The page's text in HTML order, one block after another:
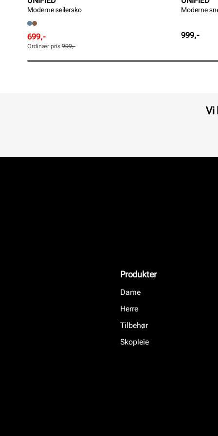
Moderne seilersko
Rabattert
pris
Pris
699,-
Ordinær
pris
Pris
Ordinær pris 999,-
Moderne
Pris
999,-
Vi
Produkter
Dame
Herre
Tilbehør
Skopleie